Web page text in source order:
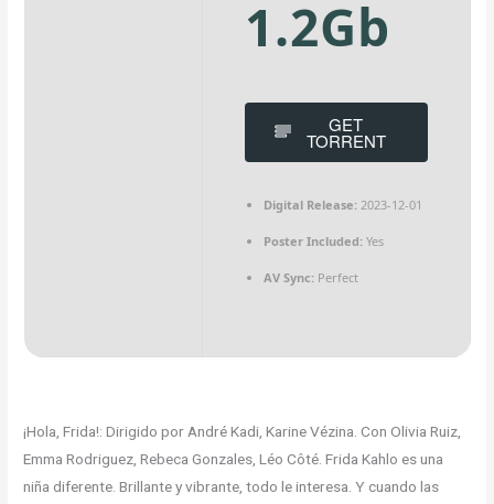
1.2Gb
GET
TORRENT
Digital Release:2023-12-01
Poster Included:Yes
AV Sync:Perfect
¡Hola, Frida!: Dirigido por André Kadi, Karine Vézina. Con Olivia Ruiz,
Emma Rodriguez, Rebeca Gonzales, Léo Côté. Frida Kahlo es una
niña diferente. Brillante y vibrante, todo le interesa. Y cuando las